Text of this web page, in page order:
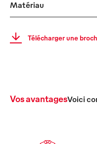
Matériau
Télécharger une
Vos avantagesVoici